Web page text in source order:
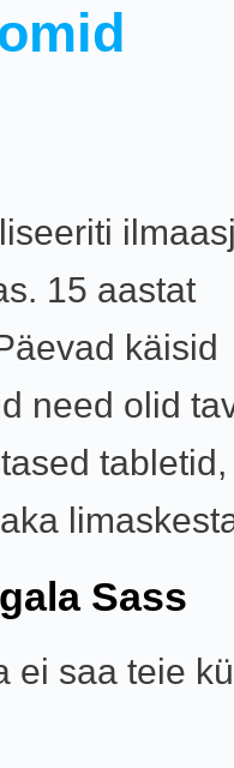
15 aastat
käisid
need olid
Sass
ei saa teie